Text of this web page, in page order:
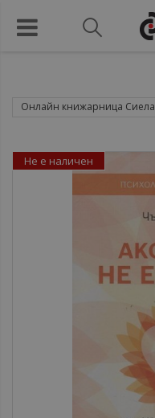
Онлайн книжарница Сиела
Не е наличен